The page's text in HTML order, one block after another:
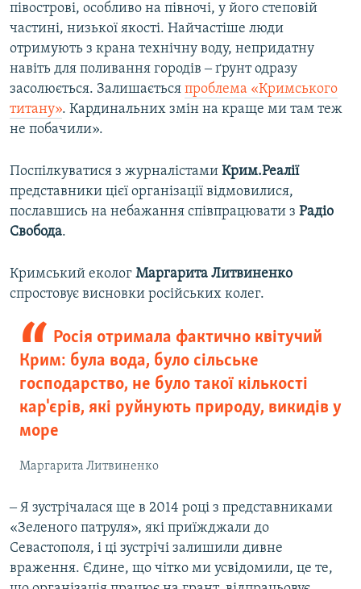
півострові, особливо на півночі, у його степовій
частині, низької якості. Найчастіше люди
отримують з крана технічну воду, непридатну
навіть для поливання городів ‒ ґрунт одразу
засолюється. Залишається проблема «Кримського
титану». Кардинальних змін на краще ми там теж
не побачили».
Поспілкуватися з журналістами Крим.Реалії
представники цієї організації відмовилися,
пославшись на небажання співпрацювати з Радіо
Свобода.
Кримський еколог Маргарита Литвиненко
спростовує висновки російських колег.
Росія отримала фактично квітучий
Крим: була вода, було сільське
господарство, не було такої кількості
кар'єрів, які руйнують природу, викидів у
море
Маргарита Литвиненко
‒ Я зустрічалася ще в 2014 році з представниками
«Зеленого патруля», які приїжджали до
Севастополя, і ці зустрічі залишили дивне
враження. Єдине, що чітко ми усвідомили, це те,